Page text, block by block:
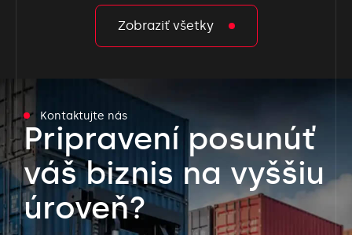
Zobraziť všetky
Kontaktujte nás
Pripravení posunúť
váš biznis na vyššiu
úroveň?